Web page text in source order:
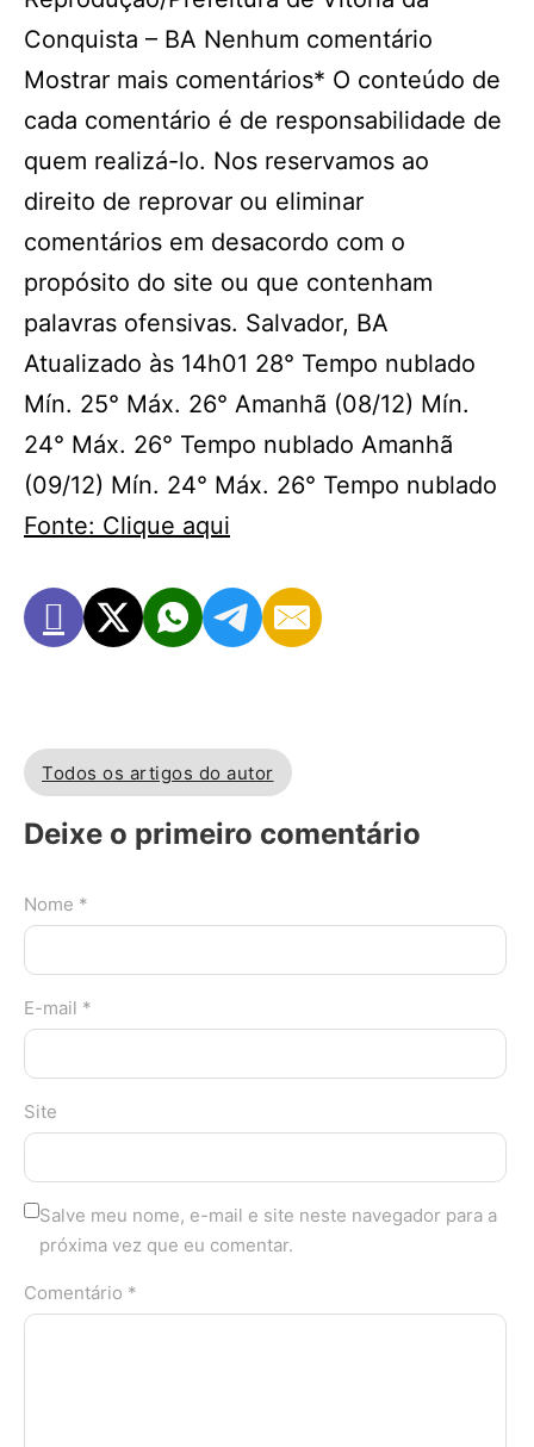
Conquista – BA Nenhum comentário
Mostrar mais comentários* O conteúdo de
cada comentário é de responsabilidade de
quem realizá-lo. Nos reservamos ao
direito de reprovar ou eliminar
comentários em desacordo com o
propósito do site ou que contenham
palavras ofensivas. Salvador, BA
Atualizado às 14h01 28° Tempo nublado
Mín. 25° Máx. 26° Amanhã (08/12) Mín.
24° Máx. 26° Tempo nublado Amanhã
(09/12) Mín. 24° Máx. 26° Tempo nublado
Fonte: Clique aqui
Todos os artigos do autor
Deixe o primeiro comentário
Nome *
E-mail *
Site
Salve meu nome, e-mail e site neste navegador para a
próxima vez que eu comentar.
Comentário *